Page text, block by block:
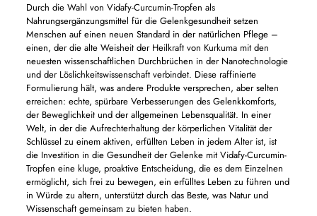
Durch die Wahl von Vidafy-Curcumin-Tropfen als
Nahrungsergänzungsmittel für die Gelenkgesundheit setzen
Menschen auf einen neuen Standard in der natürlichen Pflege –
einen, der die alte Weisheit der Heilkraft von Kurkuma mit den
neuesten wissenschaftlichen Durchbrüchen in der Nanotechnologie
und der Löslichkeitswissenschaft verbindet. Diese raffinierte
Formulierung hält, was andere Produkte versprechen, aber selten
erreichen: echte, spürbare Verbesserungen des Gelenkkomforts,
der Beweglichkeit und der allgemeinen Lebensqualität. In einer
Welt, in der die Aufrechterhaltung der körperlichen Vitalität der
Schlüssel zu einem aktiven, erfüllten Leben in jedem Alter ist, ist
die Investition in die Gesundheit der Gelenke mit Vidafy-Curcumin-
Tropfen eine kluge, proaktive Entscheidung, die es dem Einzelnen
ermöglicht, sich frei zu bewegen, ein erfülltes Leben zu führen und
in Würde zu altern, unterstützt durch das Beste, was Natur und
Wissenschaft gemeinsam zu bieten haben.